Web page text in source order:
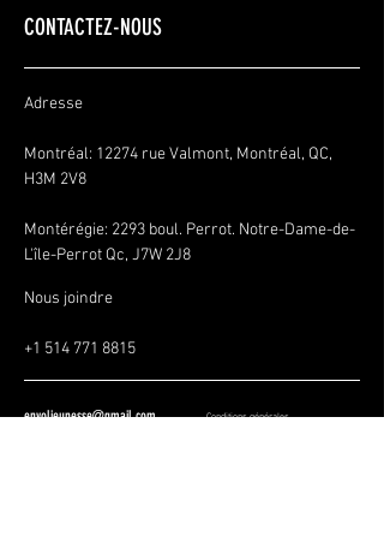
CONTACTEZ-NOUS
Adresse
Montréal: 12274 rue Valmont, Montréal, QC,
H3M 2V8
Montérégie: 2293 boul. Perrot. Notre-Dame-de-
L'île-Perrot Qc, J7W 2J8
Nous joindre
+1 514 771 8815
envoljeunesse@gmail.com
Conditions générales